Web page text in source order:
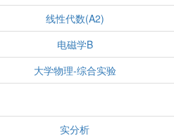
线性代数(A2)
电磁学B
大学物理-综合实验
实分析